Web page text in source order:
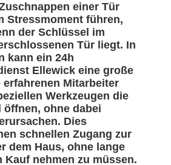
einer Tür
Stressmoment führen,
der Schlüssel im
Tür liegt. In
kann ein 24h
Ellewick eine große
erfahrenen Mitarbeiter
Werkzeugen die
öffnen, ohne dabei
Dies
schnellen Zugang zur
dem Haus, ohne lange
Kauf nehmen zu müssen.